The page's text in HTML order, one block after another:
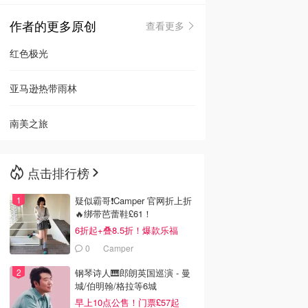
🇳🇿新西兰
作者的更多原创
查看更多
红色极光
亚马逊热带雨林
南美之旅
点击排行榜
疑似霸哥❗️Camper 官网折上折
🔥绑带芭蕾鞋£61！
6折起+叠8.5折！爆款乐福
£68！
0 Camper
钢琴诗人🎹郎朗英国巡演 - 曼
城/伯明翰/格拉等6城
早上10点公售！门票£57起